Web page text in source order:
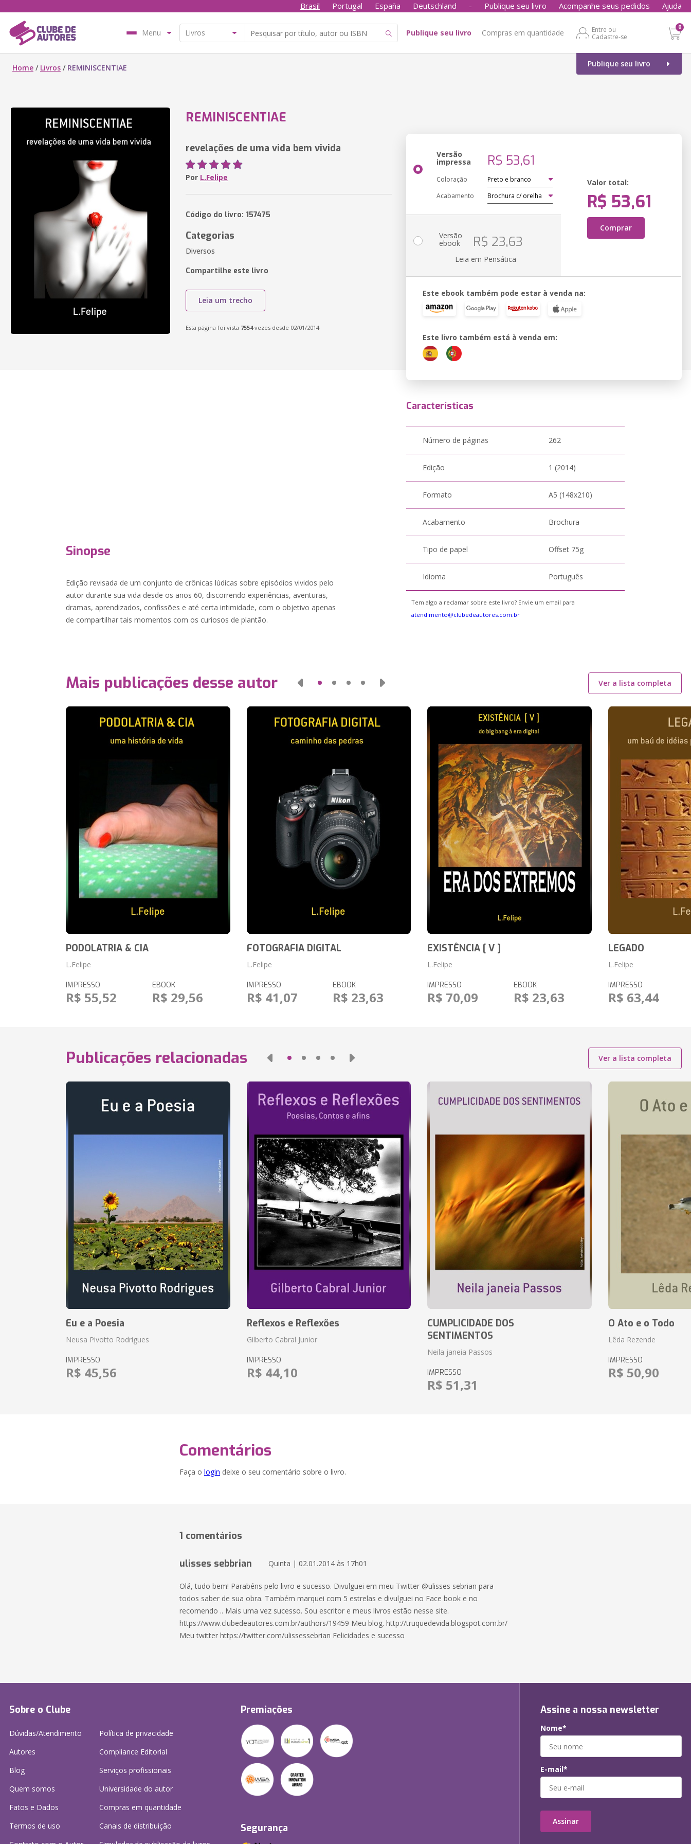
Brasil Portugal España Deutschland - Publique seu livro Acompanhe seus pedidos Ajuda
Menu Publique seu livro Compras em quantidade
Entre ou
Cadastre-se
0
Publique seu livro
Home / Livros / REMINISCENTIAE
REMINISCENTIAE
revelações de uma vida bem vivida
Por L.Felipe
Código do livro: 157475
Categorias
Diversos
Compartilhe este livro
Leia um trecho
Esta página foi vista 7554vezes desde 02/01/2014
Versão
impressa R$ 53,61
Coloração
Acabamento
Valor total:
R$ 53,61
Comprar
Versão
ebook R$ 23,63
Leia em Pensática
Este ebook também pode estar à venda na:
Este livro também está à venda em:
Sinopse
Edição revisada de um conjunto de crônicas lúdicas sobre episódios vividos pelo
autor durante sua vida desde os anos 60, discorrendo experiências, aventuras,
dramas, aprendizados, confissões e até certa intimidade, com o objetivo apenas
de compartilhar tais momentos com os curiosos de plantão.
Características
Número de páginas 262
Edição 1 (2014)
Formato A5 (148x210)
Acabamento Brochura
Tipo de papel Offset 75g
Idioma Português
Tem algo a reclamar sobre este livro? Envie um email para
atendimento@clubedeautores.com.br
Mais publicações desse autor Ver a lista completa
PODOLATRIA & CIA
L.Felipe
IMPRESSO
R$ 55,52
EBOOK
R$ 29,56
FOTOGRAFIA DIGITAL
L.Felipe
IMPRESSO
R$ 41,07
EBOOK
R$ 23,63
EXISTÊNCIA [ V ]
L.Felipe
IMPRESSO
R$ 70,09
EBOOK
R$ 23,63
LEGADO
L.Felipe
IMPRESSO
R$ 63,44
Publicações relacionadas Ver a lista completa
Eu e a Poesia
Neusa Pivotto Rodrigues
IMPRESSO
R$ 45,56
Reflexos e Reflexões
Gilberto Cabral Junior
IMPRESSO
R$ 44,10
CUMPLICIDADE DOS
SENTIMENTOS
Neila janeia Passos
IMPRESSO
R$ 51,31
O Ato e o Todo
Lêda Rezende
IMPRESSO
R$ 50,90
Comentários
Faça o login deixe o seu comentário sobre o livro.
1 comentários
ulisses sebbrian Quinta | 02.01.2014 às 17h01
Olá, tudo bem! Parabéns pelo livro e sucesso. Divulguei em meu Twitter @ulisses sebrian para
todos saber de sua obra. Também marquei com 5 estrelas e divulguei no Face book e no
recomendo .. Mais uma vez sucesso. Sou escritor e meus livros estão nesse site.
https://www.clubedeautores.com.br/authors/19459 Meu blog. http://truquedevida.blogspot.com.br/
Meu twitter https://twitter.com/ulissessebrian Felicidades e sucesso
Sobre o Clube
Dúvidas/Atendimento
Autores
Blog
Quem somos
Fatos e Dados
Termos de uso
Política de privacidade
Compliance Editorial
Serviços profissionais
Universidade do autor
Compras em quantidade
Canais de distribuição
Premiações
Segurança
Assine a nossa newsletter
Nome*
E-mail*
Assinar